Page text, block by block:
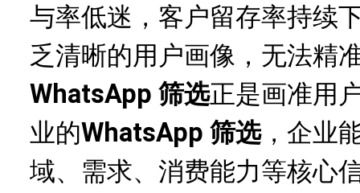
与率低迷，客户留存率持续
乏清晰的用户画像，无法精
WhatsApp 筛选正是画准用
业的WhatsApp 筛选，企业
域、需求、消费能力等核心